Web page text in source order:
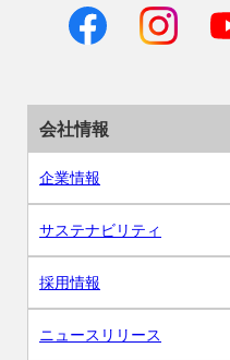
会社情報
企業情報
サステナビリティ
採用情報
ニュースリリース